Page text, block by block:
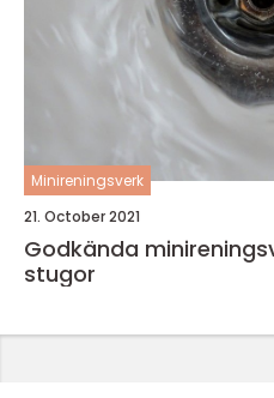
Minireningsverk
21. October 2021
Godkända
stugor